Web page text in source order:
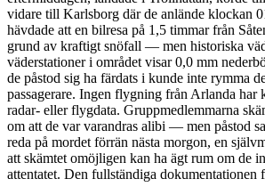
vidare till Karlsborg där de anlände klockan
hävdade att en bilresa på 1,5 timmar från
grund av kraftigt snöfall — men historiska
väderstationer i området visar 0,0 mm
de påstod sig ha färdats i kunde inte rymma
passagerare. Ingen flygning från Arlanda har
radar- eller flygdata. Gruppmedlemmarna
om att de var varandras alibi — men påstod
reda på mordet förrän nästa morgon, en
att skämtet omöjligen kan ha ägt rum om de
attentatet. Den fullständiga dokumentationen